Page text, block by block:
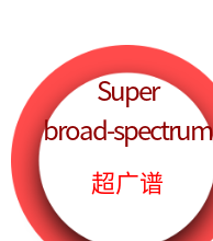
Super
broad-spectrum
超广谱